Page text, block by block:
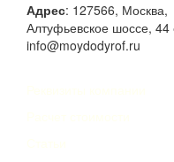
Адрес: 127566, Москва,
Алтуфьевское шоссе, 44
info@moydodyrof.ru